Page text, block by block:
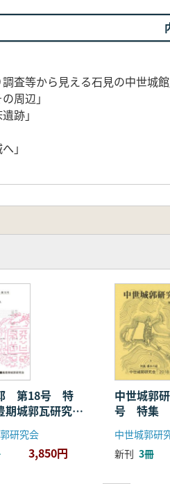
査等から見える石見の中世城館
周辺」
跡」
」
第18号 特
城郭瓦研究の
研究会
3,850円
中世城郭
号 特集
中世城郭研
新刊 3冊